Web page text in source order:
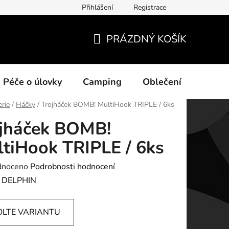
Přihlášení Registrace
KOŠÍK
PRÁZDNÝ KOŠÍK
Péče o úlovky Camping Oblečení
/ Háčky / Trojháček BOMB! MultiHook TRIPLE / 6ks
BOMB!
TRIPLE / 6ks
Podrobnosti hodnocení
DELPHIN
VARIANTU